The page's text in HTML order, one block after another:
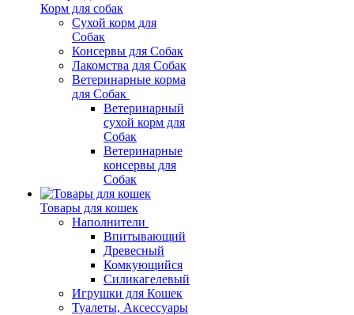
Корм для собак
Сухой корм для
Собак
Консервы для Собак
Лакомства для Собак
Ветеринарные корма
для Собак
Ветеринарный
сухой корм для
Собак
Ветеринарные
консервы для
Собак
Товары для кошек
Наполнители
Впитывающий
Древесный
Комкующийся
Силикагелевый
Игрушки для Кошек
Туалеты, Аксессуары